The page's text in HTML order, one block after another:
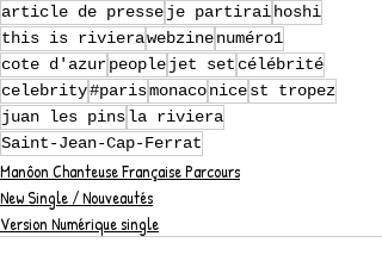
article de presseje partiraihoshi
this is rivierawebzinenuméro1
cote d'azurpeoplejet set célébrité
celebrity#parismonaconicest tropez
juan les pinsla riviera
Saint-Jean-Cap-Ferrat
Manôon Chanteuse Française Parcours
New Single / Nouveautés
Version Numérique single